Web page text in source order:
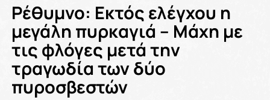
Ρέθυμνο: Εκτός ελέγχου η
μεγάλη πυρκαγιά – Μάχη με
τις φλόγες μετά την
τραγωδία των δύο
πυροσβεστών